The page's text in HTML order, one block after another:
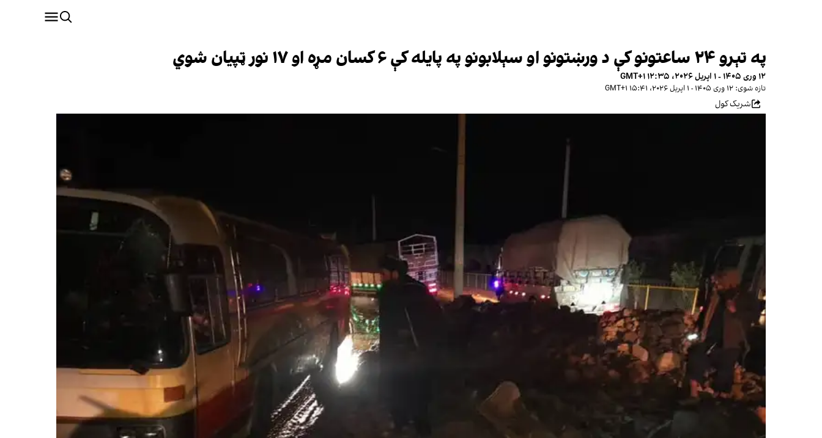
په تېرو ۲۴ ساعتونو کې د ورښتونو او سېلابونو په پایله کې ۶ کسان مړه او ۱۷ نور ټپیان شوي
۱۲ وری ۱۴۰۵ - ۱ اپریل ۲۰۲۶، ۱۲:۳۵ GMT+۱
تازه شوی: ۱۲ وری ۱۴۰۵ - ۱ اپریل ۲۰۲۶، ۱۵:۴۱ GMT+۱
شریک کول